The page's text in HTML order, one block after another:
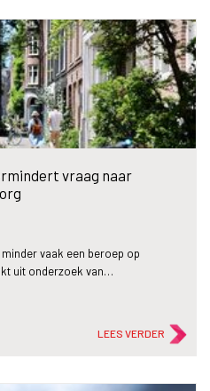
vraag naar
vaak een beroep op
uit onderzoek van…
LEES VERDER